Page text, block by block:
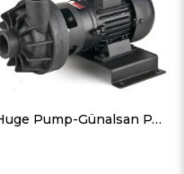
Huge Pump-Günalsan PA 6400 Plastik Gövdeli Asit Pompası Trifaze (380V) 0,75 Kw 1 Hp